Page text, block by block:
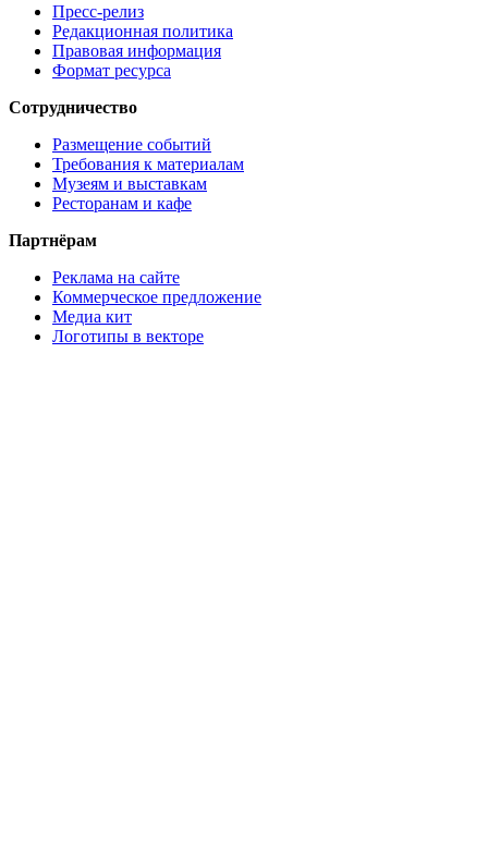
Пресс-релиз
Редакционная политика
Правовая информация
Формат ресурса
Сотрудничество
Размещение событий
Требования к материалам
Музеям и выставкам
Ресторанам и кафе
Партнёрам
Реклама на сайте
Коммерческое предложение
Медиа кит
Логотипы в векторе